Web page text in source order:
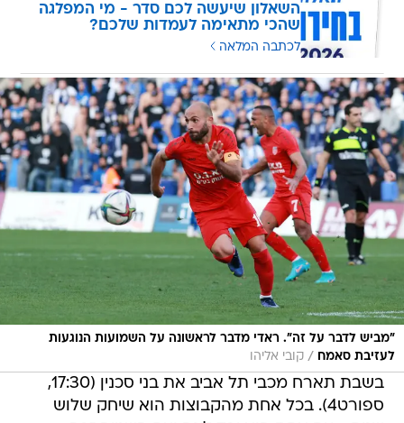
השאלון שיעשה לכם סדר - מי המפלגה
שהכי מתאימה לעמדות שלכם?
לכתבה המלאה
"מביש לדבר על זה". ראדי מדבר לראשונה על השמועות הנוגעות
לעזיבת סאמח
/ קובי אליהו
בשבת תארח מכבי תל אביב את בני סכנין (17:30,
ספורט4). בכל אחת מהקבוצות הוא שיחק שלוש